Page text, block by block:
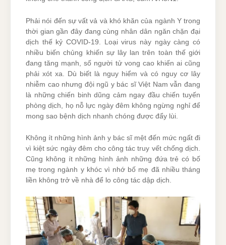
Phải nói đến sự vất vả và khó khăn của ngành Y trong
thời gian gần đây đang cùng nhân dân ngăn chặn đại
dịch thế kỷ COVID-19. Loại virus này ngày càng có
nhiều biến chủng khiến sự lây lan trên toàn thế giới
đang tăng mạnh, số người tử vong cao khiến ai cũng
phải xót xa. Dù biết là nguy hiểm và có nguy cơ lây
nhiễm cao nhưng đội ngũ y bác sĩ Việt Nam vẫn đang
là những chiến binh dũng cảm ngay đầu chiến tuyến
phòng dịch, họ nỗ lực ngày đêm không ngừng nghỉ để
mong sao bệnh dịch nhanh chóng được đẩy lùi.
Không ít những hình ảnh y bác sĩ mệt đến mức ngất đi
vì kiệt sức ngày đêm cho công tác truy vết chống dịch.
Cũng không ít những hình ảnh những đứa trẻ có bố
mẹ trong ngành y khóc vì nhớ bố mẹ đã nhiều tháng
liền không trở về nhà để lo công tác dập dịch.